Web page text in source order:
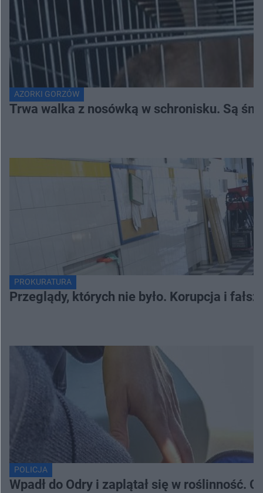
AZORKI GORZÓW
Trwa walka z nosówką w schronisku. Są
PROKURATURA
Przeglądy, których nie było. Korupcja i
POLICJA
Wpadł do Odry i zaplątał się w roślinność.